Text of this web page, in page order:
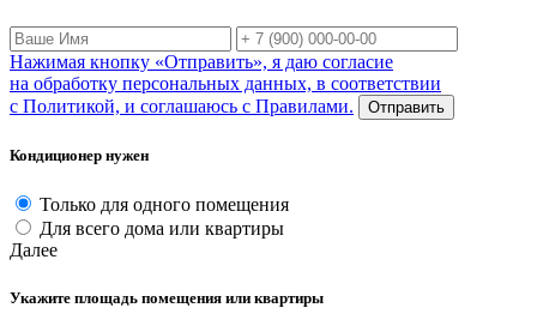
Нажимая кнопку «Отправить», я даю согласие
на обработку персональных данных, в соответствии
с Политикой, и соглашаюсь с Правилами.
Отправить
Кондиционер нужен
Только для одного помещения
Для всего дома или квартиры
Далее
Укажите площадь помещения или квартиры